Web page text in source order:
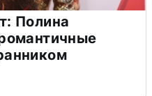
Полина